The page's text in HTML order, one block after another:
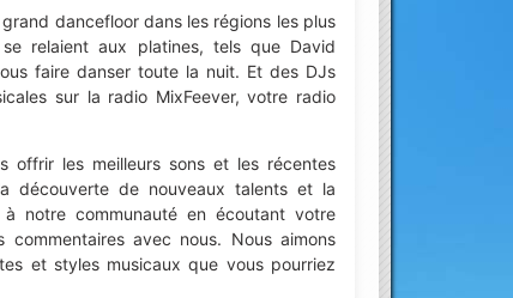
dancefloor dans les régions les plus
relaient aux platines, tels que David
faire danser toute la nuit. Et des DJs
sur la radio MixFeever, votre radio
offrir les meilleurs sons et les récentes
découverte de nouveaux talents et la
notre communauté en écoutant votre
avec nous. Nous aimons
et styles musicaux que vous pourriez